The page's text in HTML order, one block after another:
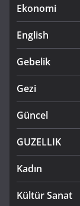
Ekonomi
English
Gebelik
Gezi
Güncel
GUZELLIK
Kadın
Kültür Sanat